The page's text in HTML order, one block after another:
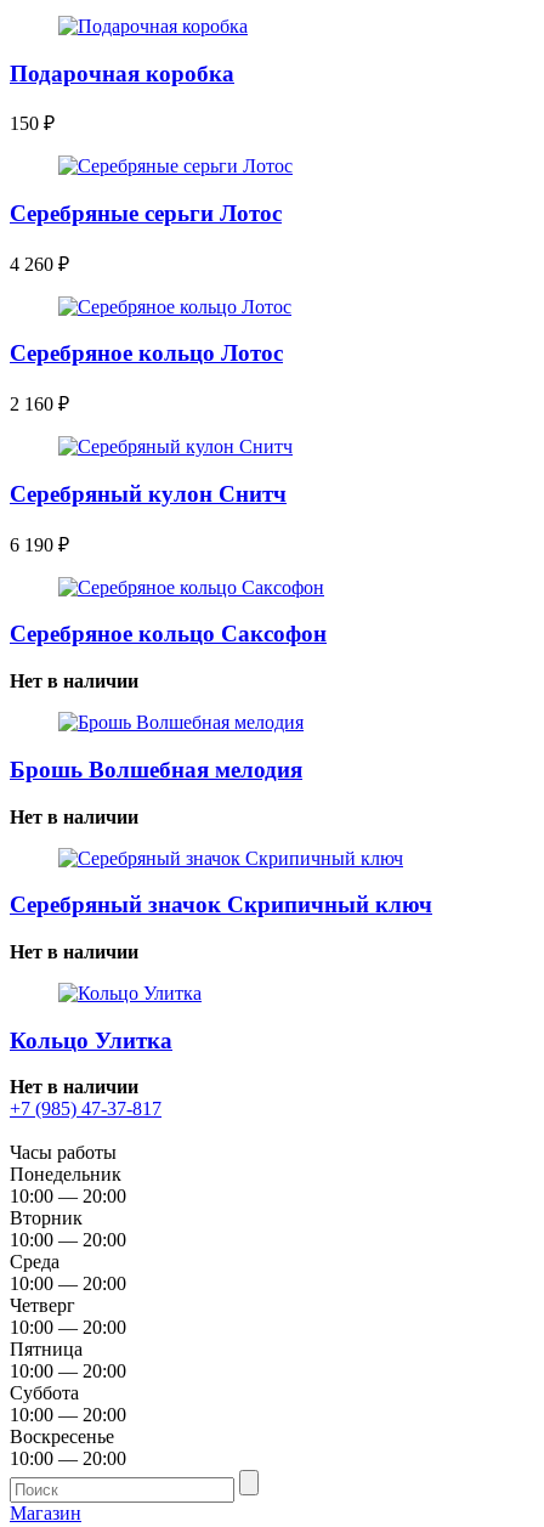
Подарочная коробка
150 ₽
Серебряные серьги Лотос
4 260 ₽
Серебряное кольцо Лотос
2 160 ₽
Серебряный кулон Снитч
6 190 ₽
Серебряное кольцо Саксофон
Нет в наличии
Брошь Волшебная мелодия
Нет в наличии
Серебряный значок Скрипичный ключ
Нет в наличии
Кольцо Улитка
Нет в наличии
+7 (985) 47-37-817
Часы работы
Понедельник
10:00 — 20:00
Вторник
10:00 — 20:00
Среда
10:00 — 20:00
Четверг
10:00 — 20:00
Пятница
10:00 — 20:00
Суббота
10:00 — 20:00
Воскресенье
10:00 — 20:00
Магазин